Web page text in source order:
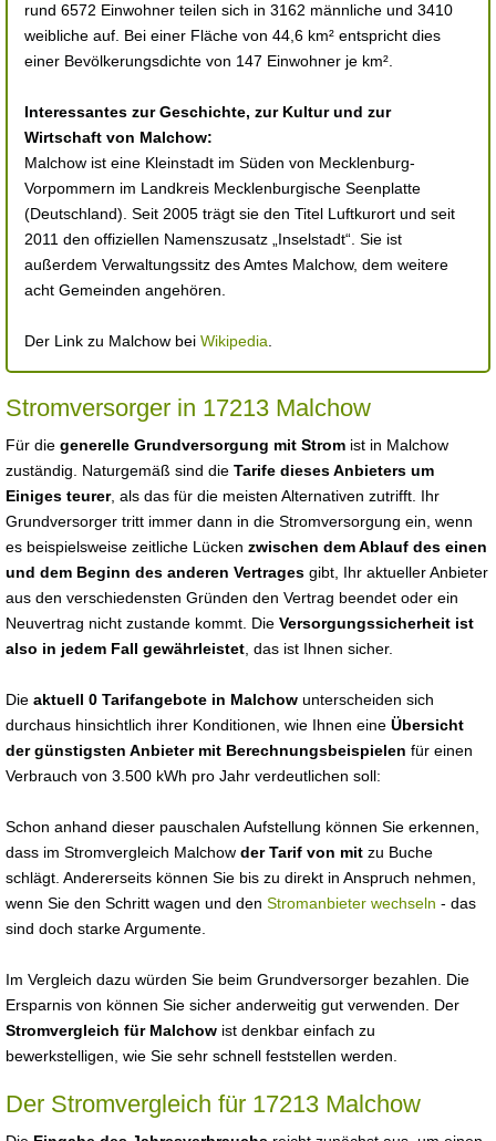
rund 6572 Einwohner teilen sich in 3162 männliche und 3410
weibliche auf. Bei einer Fläche von 44,6 km² entspricht dies
einer Bevölkerungsdichte von 147 Einwohner je km².
Interessantes zur Geschichte, zur Kultur und zur
Wirtschaft von Malchow:
Malchow ist eine Kleinstadt im Süden von Mecklenburg-
Vorpommern im Landkreis Mecklenburgische Seenplatte
(Deutschland). Seit 2005 trägt sie den Titel Luftkurort und seit
2011 den offiziellen Namenszusatz „Inselstadt“. Sie ist
außerdem Verwaltungssitz des Amtes Malchow, dem weitere
acht Gemeinden angehören.
Der Link zu Malchow bei Wikipedia
Stromversorger in 17213 Malchow
Für die generelle Grundversorgung mit Strom ist in Malchow
zuständig. Naturgemäß sind die Tarife dieses Anbieters um
Einiges teurer, als das für die meisten Alternativen zutrifft. Ihr
Grundversorger tritt immer dann in die Stromversorgung ein, wenn
es beispielsweise zeitliche Lücken zwischen dem Ablauf des einen
und dem Beginn des anderen Vertrages gibt, Ihr aktueller Anbieter
aus den verschiedensten Gründen den Vertrag beendet oder ein
Neuvertrag nicht zustande kommt. Die Versorgungssicherheit ist
also in jedem Fall gewährleistet , das ist Ihnen sicher.
Die aktuell 0 Tarifangebote in Malchow unterscheiden sich
durchaus hinsichtlich ihrer Konditionen, wie Ihnen eine Übersicht
der günstigsten Anbieter mit Berechnungsbeispielen für einen
Verbrauch von 3.500 kWh pro Jahr verdeutlichen soll:
Schon anhand dieser pauschalen Aufstellung können Sie erkennen,
dass im Stromvergleich Malchow der Tarif von mit zu Buche
schlägt. Andererseits können Sie bis zu direkt in Anspruch nehmen,
wenn Sie den Schritt wagen und den Stromanbieter wechseln - das
sind doch starke Argumente.
Im Vergleich dazu würden Sie beim Grundversorger bezahlen. Die
Ersparnis von können Sie sicher anderweitig gut verwenden. Der
Stromvergleich für Malchow ist denkbar einfach zu
bewerkstelligen, wie Sie sehr schnell feststellen werden.
Der Stromvergleich für 17213 Malchow